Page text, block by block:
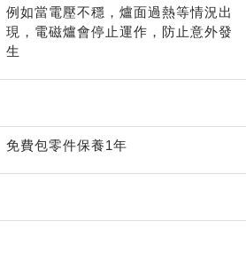
例如當電壓不穩，爐面過熱等情況出
現，電磁爐會停止運作，防止意外發
生
免費包零件保養1年